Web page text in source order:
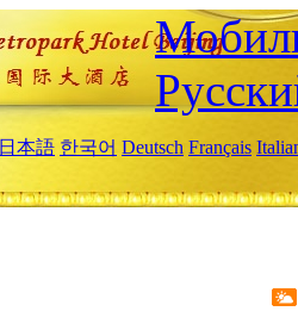
日本語 한국어 Deutsch Français